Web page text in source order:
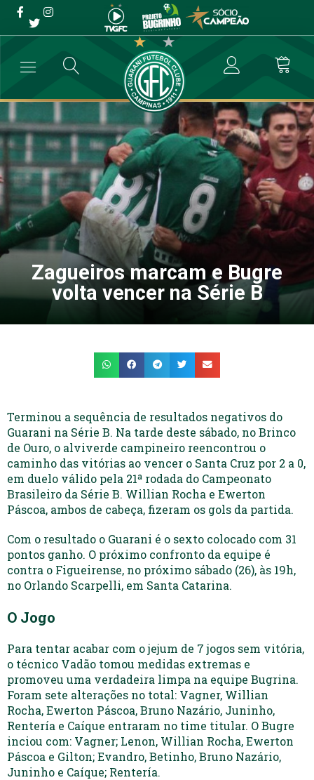
Zagueiros marcam e Bugre
volta vencer na Série B
→ Futebol Profissional → Zagueiros marcam e Bugre volta vencer na
Zagueiros marcam e Bugre
volta vencer na Série B
Terminou a sequência de resultados negativos do
Guarani na Série B. Na tarde deste sábado, no Brinco
de Ouro, o alviverde campineiro reencontrou o
caminho das vitórias ao vencer o Santa Cruz por 2 a 0,
em duelo válido pela 21ª rodada do Campeonato
Brasileiro da Série B. Willian Rocha e Ewerton
Páscoa, ambos de cabeça, fizeram os gols da partida.
Com o resultado o Guarani é o sexto colocado com 31
pontos ganho. O próximo confronto da equipe é
contra o Figueirense, no próximo sábado (26), às 19h,
no Orlando Scarpelli, em Santa Catarina.
O Jogo
Para tentar acabar com o jejum de 7 jogos sem vitória,
o técnico Vadão tomou medidas extremas e
promoveu uma verdadeira limpa na equipe Bugrina.
Foram sete alterações no total: Vagner, Willian
Rocha, Ewerton Páscoa, Bruno Nazário, Juninho,
Rentería e Caíque entraram no time titular. O Bugre
inciou com: Vagner; Lenon, Willian Rocha, Ewerton
Páscoa e Gilton; Evandro, Betinho, Bruno Nazário,
Juninho e Caíque; Rentería.